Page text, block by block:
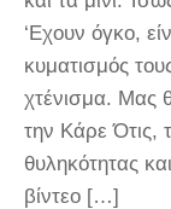
‘Εχουν όγκο,
κυματισμός
χτένισμα. Μας
την Κάρε Ότις,
θυληκότητας
βίντεο […]